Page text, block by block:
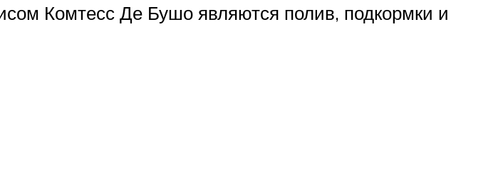
Комтесс Де Бушо являются полив, подкормки и